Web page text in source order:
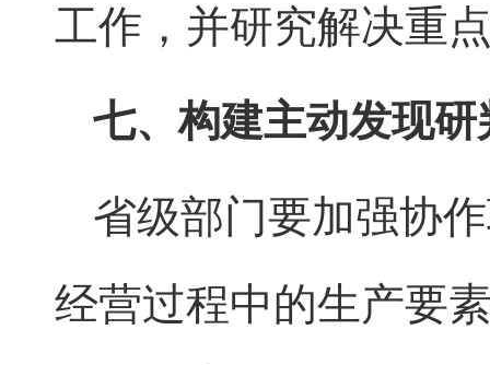
工作，并研究解决重
七、构建主动发现
省级部门要加强协
经营过程中的生产要